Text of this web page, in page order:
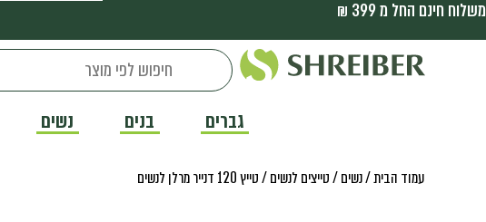
משלוח חינם החל מ 399 ₪
גברים בנים נשים
עמוד הבית/נשים/טייצים לנשים/ טייץ 120 דנייר מרלן לנשים